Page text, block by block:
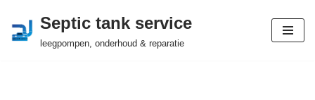
Ga
Septic tank service
leegpompen, onderhoud & reparatie